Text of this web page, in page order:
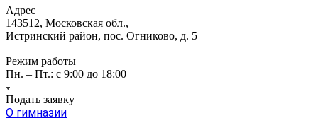
Адрес
143512, Московская обл.,
Истринский район, пос. Огниково, д. 5
Режим работы
Пн. – Пт.: с 9:00 до 18:00
Подать заявку
О гимназии